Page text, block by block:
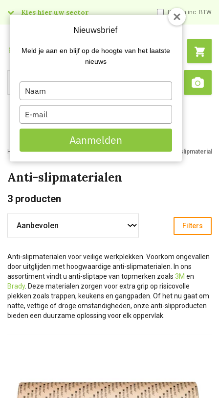
Kies hier uw sector Prijzen inc. BTW
Search
Menu
Home Webshop Schoonmaakartikelen Entreematten Anti-slipmaterialen
Anti-slipmaterialen
3 producten
Filters
Anti-slipmaterialen voor veilige werkplekken. Voorkom ongevallen
door uitglijden met hoogwaardige anti-slipmaterialen. In ons
assortiment vindt u anti-sliptape van topmerken zoals 3M en
Brady. Deze materialen zorgen voor extra grip op risicovolle
plekken zoals trappen, keukens en gangpaden. Of het nu gaat om
natte, vettige of droge omstandigheden, onze anti-slipproducten
bieden een duurzame oplossing voor elk oppervlak.
Nieuwsbrief
Meld je aan en blijf op de hoogte van het laatste
nieuws
Type
your
name
Type
your
email
Aanmelden